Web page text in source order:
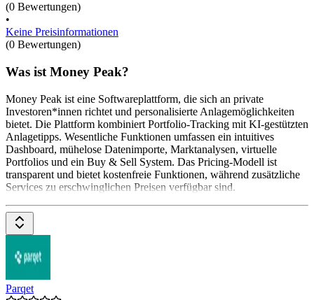
(0 Bewertungen)
•
Keine Preisinformationen
(0 Bewertungen)
Was ist Money Peak?
Money Peak ist eine Softwareplattform, die sich an private
Investoren*innen richtet und personalisierte Anlagemöglichkeiten
bietet. Die Plattform kombiniert Portfolio-Tracking mit KI-gestützten
Anlagetipps. Wesentliche Funktionen umfassen ein intuitives
Dashboard, mühelose Datenimporte, Marktanalysen, virtuelle
Portfolios und ein Buy & Sell System. Das Pricing-Modell ist
transparent und bietet kostenfreie Funktionen, während zusätzliche
Services zu erschwinglichen Preisen verfügbar sind.
Parqet